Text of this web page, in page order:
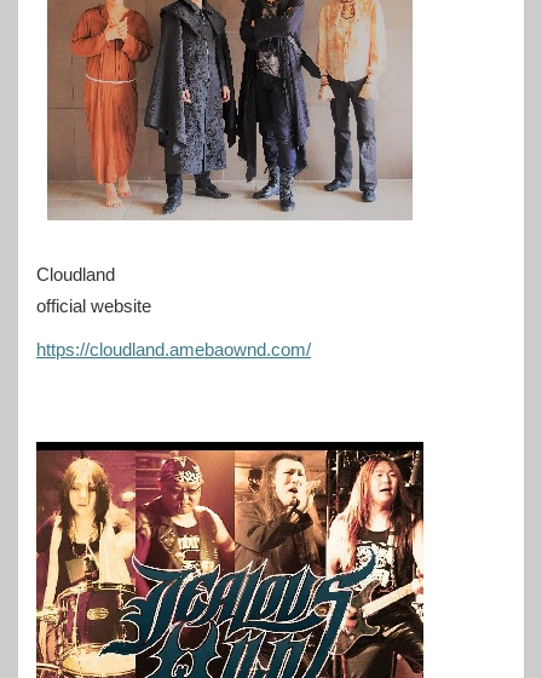
Cloudland
official website
https://cloudland.amebaownd.com/